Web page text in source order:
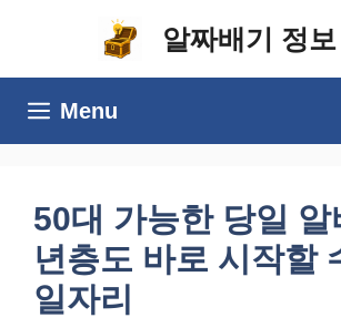
알짜배기 정
Menu
50대 가능한 당일 알
년층도 바로 시작할
일자리